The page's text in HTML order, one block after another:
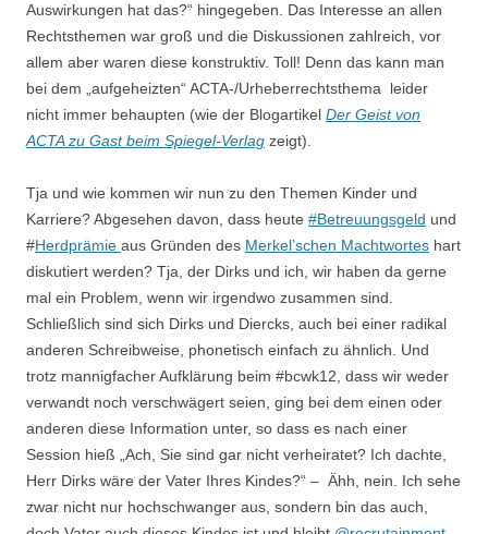
Auswirkungen hat das?“ hingegeben. Das Interesse an allen
Rechtsthemen war groß und die Diskussionen zahlreich, vor
allem aber waren diese konstruktiv. Toll! Denn das kann man
bei dem „aufgeheizten“ ACTA-/Urheberrechtsthema leider
nicht immer behaupten (wie der Blogartikel Der Geist von
ACTA zu Gast beim Spiegel-Verlag zeigt).
Tja und wie kommen wir nun zu den Themen Kinder und
Karriere? Abgesehen davon, dass heute #Betreuungsgeld und
#Herdprämie aus Gründen des Merkel’schen Machtwortes hart
diskutiert werden? Tja, der Dirks und ich, wir haben da gerne
mal ein Problem, wenn wir irgendwo zusammen sind.
Schließlich sind sich Dirks und Diercks, auch bei einer radikal
anderen Schreibweise, phonetisch einfach zu ähnlich. Und
trotz mannigfacher Aufklärung beim #bcwk12, dass wir weder
verwandt noch verschwägert seien, ging bei dem einen oder
anderen diese Information unter, so dass es nach einer
Session hieß „Ach, Sie sind gar nicht verheiratet? Ich dachte,
Herr Dirks wäre der Vater Ihres Kindes?“ – Ähh, nein. Ich sehe
zwar nicht nur hochschwanger aus, sondern bin das auch,